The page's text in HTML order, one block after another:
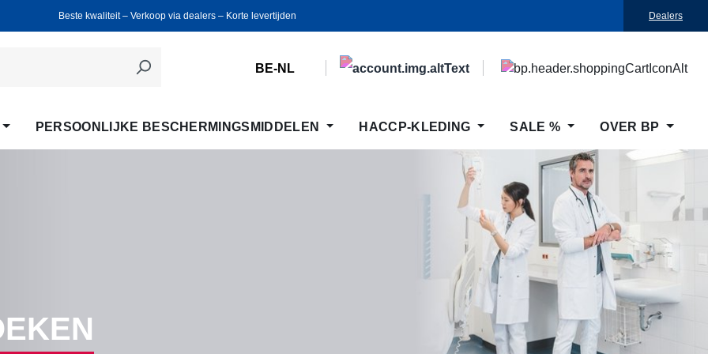
Beste kwaliteit ‒ Verkoop via dealers ‒ Korte levertijden Dealers
BE-NL
PERSOONLIJKE BESCHERMINGSMIDDELEN HACCP-KLEDING SALE % OVER BP